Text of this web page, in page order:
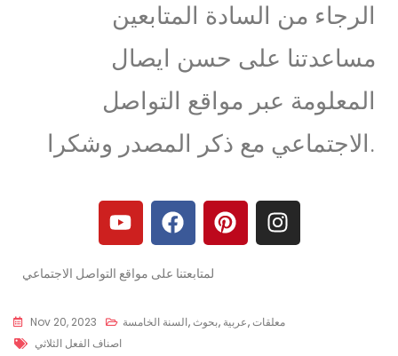
الرجاء من السادة المتابعين
مساعدتنا على حسن ايصال
المعلومة عبر مواقع التواصل
الاجتماعي مع ذكر المصدر وشكرا.
لمتابعتنا على مواقع التواصل الاجتماعي
Nov 20, 2023 السنة الخامسة,بحوث, عربية,معلقات
اصناف الفعل الثلاثي